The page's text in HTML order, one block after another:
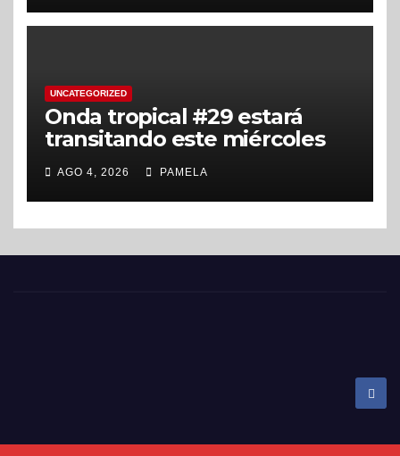
UNCATEGORIZED
Onda tropical #29 estará
transitando este miércoles
AGO 4, 2026 PAMELA